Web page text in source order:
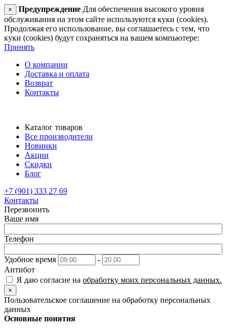
× Предупреждение Для обеспечения высокого уровня
обслуживания на этом сайте используются куки (cookies).
Продолжая его использование, вы соглашаетесь с тем, что
куки (cookies) будут сохраняться на вашем компьютере:
Принять
О компании
Доставка и оплата
Возврат
Контакты
Каталог товаров
Все производители
Новинки
Акции
Скидки
Блог
+7 (901) 333 27 69
Контакты
Перезвонить
Ваше имя
Телефон
Удобное время
-
Антибот
Я даю согласие на обработку моих персональных данных.
×
Пользовательское соглашение на обработку персональных
данных
Основные понятия